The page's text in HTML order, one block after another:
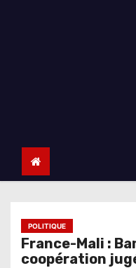
POLITIQUE
France-Mali :
coopération